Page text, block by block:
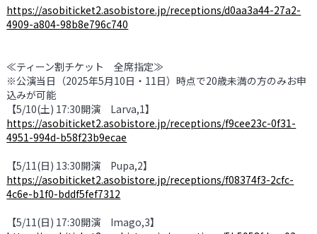
https://asobiticket2.asobistore.jp/receptions/d0aa3a44-27a2-
4909-a804-98b8e796c740
≪ティーン割チケット 全席指定≫
※公演当日（2025年5月10日・11日）時点で20歳未満の方のみお申
込みが可能
【5/10(土) 17:30開演 Larva,1】
https://asobiticket2.asobistore.jp/receptions/f9cee23c-0f31-
4951-994d-b58f23b9ecae
【5/11(日) 13:30開演 Pupa,2】
https://asobiticket2.asobistore.jp/receptions/f08374f3-2cfc-
4c6e-b1f0-bddf5fef7312
【5/11(日) 17:30開演 Imago,3】